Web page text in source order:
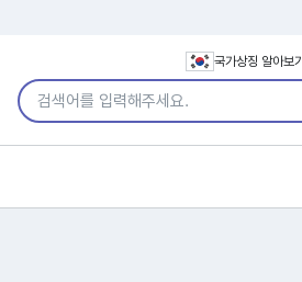
국가상징 알아보기
통합검색어 입력